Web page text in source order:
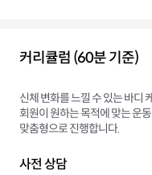
커리큘럼 (60분 기준)
신체 변화를 느낄 수 있는 바디
회원이 원하는 목적에 맞는 운
맞춤형으로 진행합니다.
사전 상담